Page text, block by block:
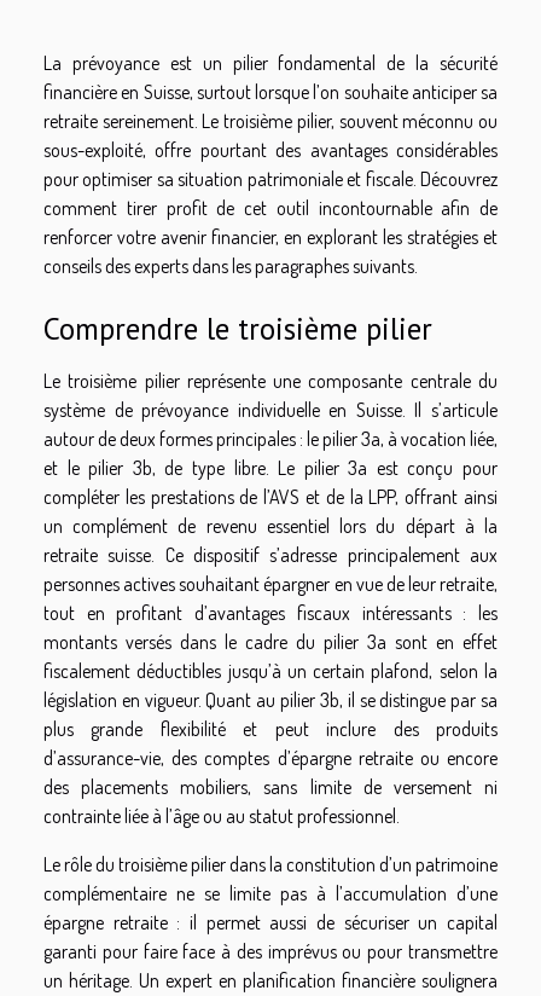
La prévoyance est un pilier fondamental de la sécurité
financière en Suisse, surtout lorsque l’on souhaite anticiper sa
retraite sereinement. Le troisième pilier, souvent méconnu ou
sous-exploité, offre pourtant des avantages considérables
pour optimiser sa situation patrimoniale et fiscale. Découvrez
comment tirer profit de cet outil incontournable afin de
renforcer votre avenir financier, en explorant les stratégies et
conseils des experts dans les paragraphes suivants.
Comprendre le troisième pilier
Le troisième pilier représente une composante centrale du
système de prévoyance individuelle en Suisse. Il s’articule
autour de deux formes principales : le pilier 3a, à vocation liée,
et le pilier 3b, de type libre. Le pilier 3a est conçu pour
compléter les prestations de l’AVS et de la LPP, offrant ainsi
un complément de revenu essentiel lors du départ à la
retraite suisse. Ce dispositif s’adresse principalement aux
personnes actives souhaitant épargner en vue de leur retraite,
tout en profitant d’avantages fiscaux intéressants : les
montants versés dans le cadre du pilier 3a sont en effet
fiscalement déductibles jusqu’à un certain plafond, selon la
législation en vigueur. Quant au pilier 3b, il se distingue par sa
plus grande flexibilité et peut inclure des produits
d’assurance-vie, des comptes d’épargne retraite ou encore
des placements mobiliers, sans limite de versement ni
contrainte liée à l’âge ou au statut professionnel.
Le rôle du troisième pilier dans la constitution d’un patrimoine
complémentaire ne se limite pas à l’accumulation d’une
épargne retraite : il permet aussi de sécuriser un capital
garanti pour faire face à des imprévus ou pour transmettre
un héritage. Un expert en planification financière soulignera